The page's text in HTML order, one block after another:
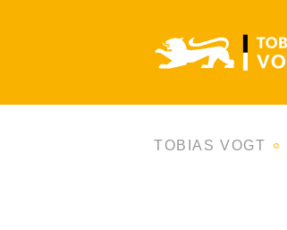
TOBIAS VOGT